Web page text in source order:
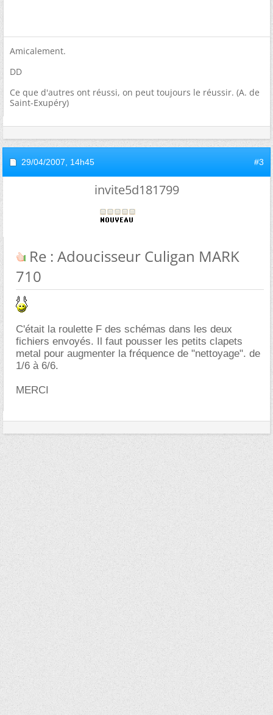
Amicalement.
DD
Ce que d'autres ont réussi, on peut toujours le réussir. (A. de
Saint-Exupéry)
29/04/2007, 14h45 #3
invite5d181799
Re : Adoucisseur Culigan MARK
710
C'était la roulette F des schémas dans les deux
fichiers envoyés. Il faut pousser les petits clapets
metal pour augmenter la fréquence de "nettoyage". de
1/6 à 6/6.
MERCI